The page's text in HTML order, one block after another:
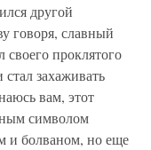
другой
говоря, славный
проклятого
захаживать
вам, этот
символом
и болваном, но еще